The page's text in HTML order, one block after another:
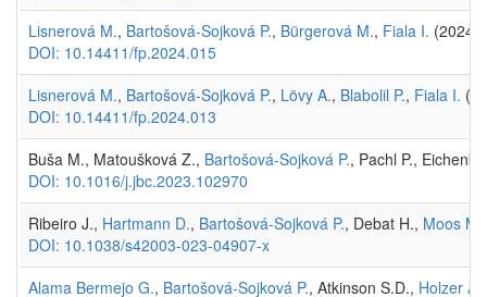
Lisnerová M., Bartošová-Sojková P., Bürgerová M., Fiala I. (2024)
DOI: 10.14411/fp.2024.015
Lisnerová M., Bartošová-Sojková P., Lövy A., Blabolil P., Fiala I.
DOI: 10.14411/fp.2024.013
Buša M., Matoušková Z., Bartošová-Sojková P., Pachl P.,
DOI: 10.1016/j.jbc.2023.102970
Ribeiro J., Hartmann D., Bartošová-Sojková P., Debat H., Moos M.
DOI: 10.1038/s42003-023-04907-x
Alama Bermejo G., Bartošová-Sojková P., Atkinson S.D., Holzer A.